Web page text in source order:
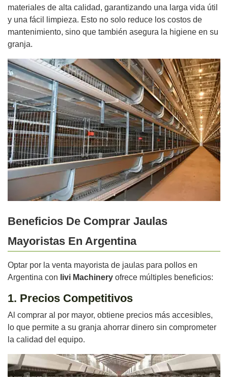
materiales de alta calidad, garantizando una larga vida útil
y una fácil limpieza. Esto no solo reduce los costos de
mantenimiento, sino que también asegura la higiene en su
granja.
Beneficios De Comprar Jaulas
Mayoristas En Argentina
Optar por la venta mayorista de jaulas para pollos en
Argentina con livi Machinery ofrece múltiples beneficios:
1. Precios Competitivos
Al comprar al por mayor, obtiene precios más accesibles,
lo que permite a su granja ahorrar dinero sin comprometer
la calidad del equipo.